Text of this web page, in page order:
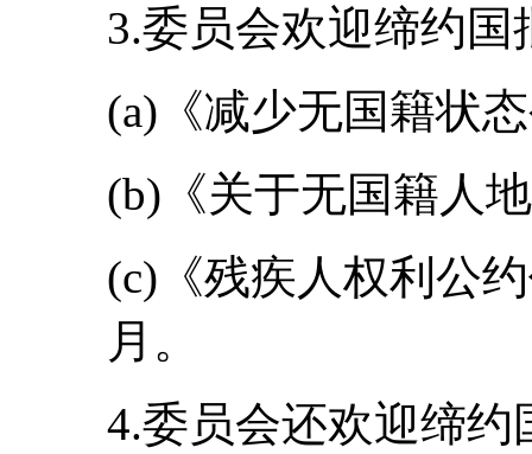
3.委员会欢迎缔约
(a)《减少无国籍状
(b)《关于无国籍人
(c)《残疾人权利公
月。
4.委员会还欢迎缔